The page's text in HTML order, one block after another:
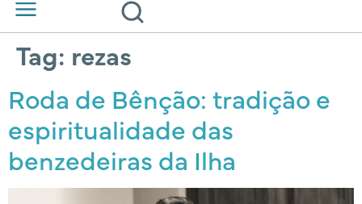
Tag: rezas
Roda de Bênção: tradição e
espiritualidade das
benzedeiras da Ilha